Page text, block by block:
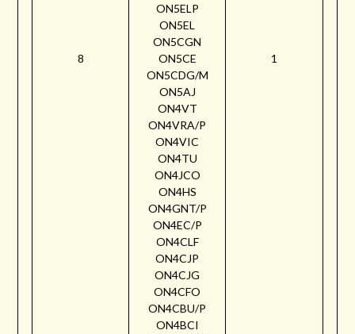
8
ON5ELP
ON5EL
ON5CGN
ON5CE
ON5CDG/M
ON5AJ
ON4VT
ON4VRA/P
ON4VIC
ON4TU
ON4JCO
ON4HS
ON4GNT/P
ON4EC/P
ON4CLF
ON4CJP
ON4CJG
ON4CFO
ON4CBU/P
ON4BCI
1